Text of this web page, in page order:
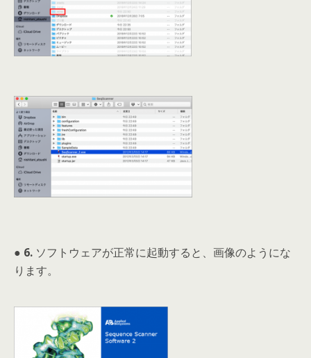
● 6. ソフトウェアが正常に起動すると、画像のようにな
ります。